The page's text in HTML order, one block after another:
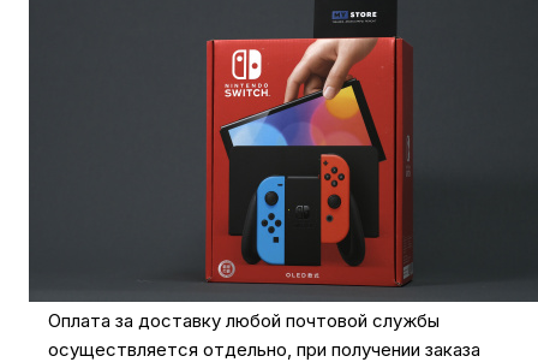
свяжется для уточнения деталей.
Специалист предложит выбрать удобное
время доставки и уточнит адрес.
Осмотрите упаковку на целостность и
соответствие указанной комплектации.
из нашего магазина в г. Самаре:
ул. Коммунистическая 90/2, офис 2.10. Для
получения заказа обратитесь к сотруднику в
кассовой зоне и назовите номер телефона
на кого оформлен заказ.
Оплата за доставку любой почтовой службы
осуществляется отдельно, при получении заказа